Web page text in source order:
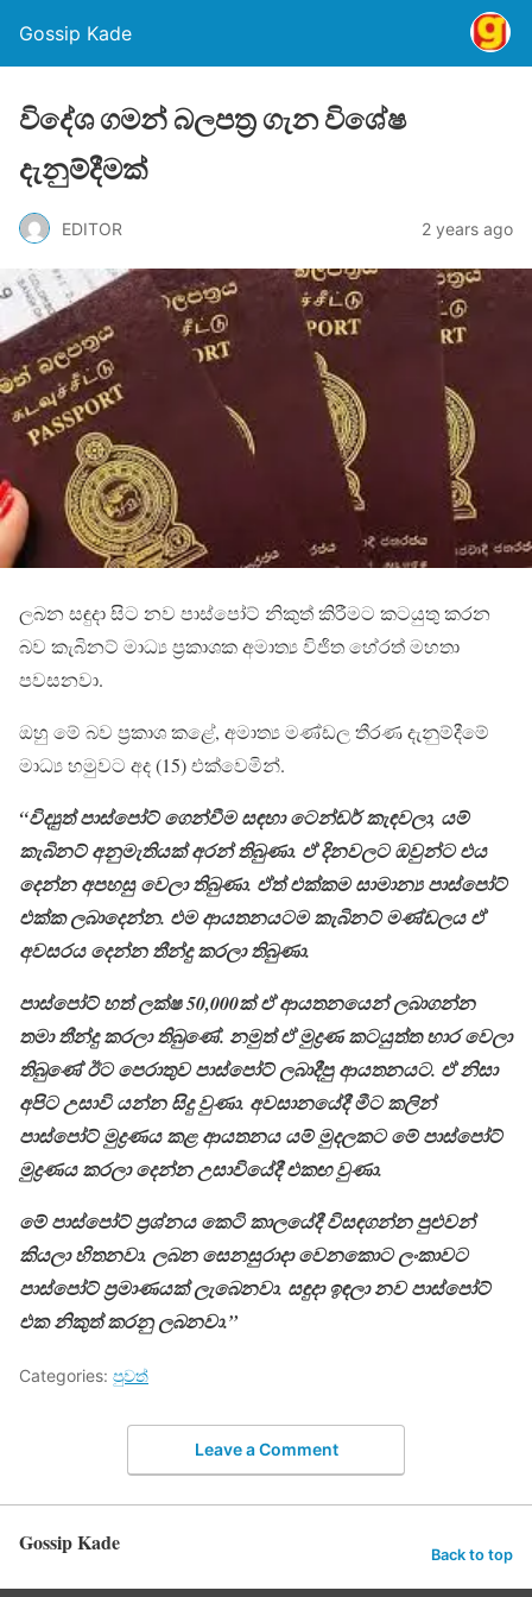
Gossip Kade
විදේශ ගමන් බලපත්‍ර ගැන විශේෂ
දැනුම්දීමක්
EDITOR 2 years ago
ලබන සඳුදා සිට නව පාස්පෝට් නිකුත් කිරීමට කටයුතු කරන
බව කැබිනට් මාධ්‍ය ප්‍රකාශක අමාත්‍ය විජිත හේරත් මහතා
පවසනවා.
‍ඔහු මේ බව ප්‍රකාශ කළේ, අමාත්‍ය මණ්ඩල තීරණ දැනුම්දීමේ
මාධ්‍ය හමුවට අද (15) එක්වෙමින්.
“විද්‍යුත් පාස්පෝට් ගෙන්වීම සඳහා ටෙන්ඩර් කැඳවලා, යම්
කැබිනට් අනුමැතියක් අරන් තිබුණා. ඒ දිනවලට ඔවුන්ට එය
දෙන්න අපහසු වෙලා තිබුණා. ඒත් එක්කම සාමාන්‍ය පාස්පෝට්
එක්ක ලබාදෙන්න. එම ආයතනයටම කැබිනට් මණ්ඩලය ඒ
අවසරය දෙන්න තීන්දු කරලා තිබුණා.
පාස්පෝට් හත් ලක්ෂ 50,000ක් ඒ ආයතනයෙන් ලබාගන්න
තමා තීන්දු කරලා තිබුණේ. නමුත් ඒ මුද්‍රණ කටයුත්ත භාර වෙලා
තිබුණේ ඊට පෙරාතුව පාස්පෝට් ලබාදීපු ආයතනයට. ඒ නිසා
අපිට උසාවි යන්න සිදු වුණා. අවසානයේදී මීට කලින්
පාස්පෝට් මුද්‍රණය කළ ආයතනය යම් මුදලකට මේ පාස්පෝට්
මුද්‍රණය කරලා දෙන්න උසාවියේදී එකඟ වුණා.
මේ පාස්පෝට් ප්‍රශ්නය කෙටි කාලයේදී විසඳගන්න පුළුවන්
කියලා හිතනවා. ලබන සෙනසුරාදා වෙනකොට ලංකාවට
පාස්පෝට් ප්‍රමාණයක් ලැබෙනවා. සඳුදා ඉඳලා නව පාස්පෝට්
එක නිකුත් කරනු ලබනවා.”
Categories: පුවත්
Leave a Comment
Gossip Kade Back to top